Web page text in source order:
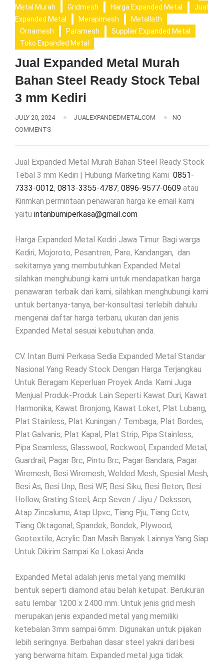
Metal Murah
Gridmesh Harga Expanded Metal
Jual
Expanded Metal
Merapimesh
Metallath
Ornamesh
Paramesh
Supplier Expanded Metal
Toko Expanded Metal
Jual Expanded Metal Murah
Bahan Steel Ready Stock Tebal
3 mm Kediri
JULY 20, 2024 JUALEXPANDEDMETALCOM
NO
COMMENTS
Jual Expanded Metal Murah Bahan Steel Ready Stock
Tebal 3 mm Kediri | Hubungi Marketing Kami 0851-
7333-0012, 0813-3355-4787, 0896-9577-0609 atau
Kirimkan permintaan penawaran harga ke email kami
yaitu intanbumiperkasa@gmail.com
Harga Expanded Metal Kediri Jawa Timur. Bagi warga
Kediri, Mojoroto, Pesantren, Pare, Kandangan, dan
sekitarnya yang membutuhkan Expanded Metal
silahkan menghubungi kami untuk mendapatkan harga
penawaran terbaik dari kami, silahkan menghubungi kami
untuk bertanya-tanya, ber-konsultasi terlebih dahulu
mengenai daftar harga terbaru, ukuran dan jenis
Expanded Metal sesuai kebutuhan anda.
CV. Intan Bumi Perkasa Sedia Expanded Metal Standar
Nasional Yang Ready Stock Dengan Harga Terjangkau
Untuk Beragam Keperluan Proyek Anda. Kami Juga
Menjual Produk-Produk Lain Seperti Kawat Duri, Kawat
Harmonika, Kawat Bronjong, Kawat Loket, Plat Lubang,
Plat Stainless, Plat Kuningan / Tembaga, Plat Bordes,
Plat Galvanis, Plat Kapal, Plat Strip, Pipa Stainless,
Pipa Seamless, Glasswool, Rockwool, Expanded Metal,
Guardrail, Pagar Brc, Pintu Brc, Pagar Bandara, Pagar
Wiremesh, Besi Wiremesh, Welded Mesh, Spesial Mesh,
Besi As, Besi Unp, Besi WF, Besi Siku, Besi Beton, Besi
Hollow, Grating Steel, Acp Seven / Jiyu / Deksson,
Atap Zincalume, Atap Upvc, Tiang Pju, Tiang Cctv,
Tiang Oktagonal, Spandek, Bondek, Plywood,
Geotextile, Acrylic Dan Masih Banyak Lainnya Yang Siap
Untuk Dikirim Sampai Ke Lokasi Anda.
Expanded Metal adalah jenis metal yang memiliki
bentuk seperti diamond atau belah ketupat. Berukuran
satu lembar 1200 x 2400 mm. Untuk jenis grid mesh
merupakan jenis expanded metal yang memiliki
ketebalan 3mm sampai 6mm. Digunakan untuk pijakan
lebih seringnya. Berbahan dasar steel yakni dari besi
yang berwarna hitam. Expanded metal juga tidak